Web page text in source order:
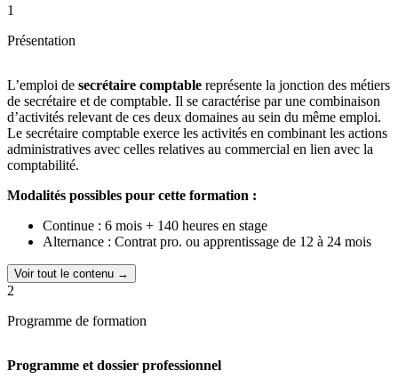
1
Présentation
L’emploi de secrétaire comptable représente la jonction des métiers
de secrétaire et de comptable. Il se caractérise par une combinaison
d’activités relevant de ces deux domaines au sein du même emploi.
Le secrétaire comptable exerce les activités en combinant les actions
administratives avec celles relatives au commercial en lien avec la
comptabilité.
Modalités possibles pour cette formation :
Continue : 6 mois + 140 heures en stage
Alternance : Contrat pro. ou apprentissage de 12 à 24 mois
Voir tout le contenu →
2
Programme de formation
Programme et dossier professionnel